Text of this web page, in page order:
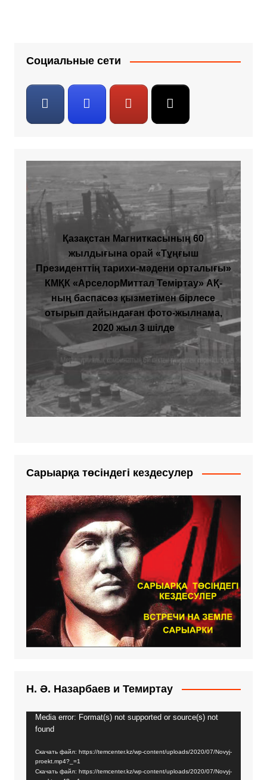
Социальные сети
Қазақстан Магниткасының 60
жылдығына орай «Тұңғыш
Президенттің тарихи-мәдени орталығы»
КМҚК «АрселорМиттал Теміртау» АҚ-
ның баспасөз қызметімен бірлесе
отырып дайындаған фото-жылнама,
2020 жыл 3 шілде
Сарыарқа төсіндегі кездесулер
Н. Ә. Назарбаев и Темиртау
Видеоплеер
Media error: Format(s) not supported or source(s) not
found
Скачать файл: https://temcenter.kz/wp-content/uploads/2020/07/Novyj-
proekt.mp4?_=1
Скачать файл: https://temcenter.kz/wp-content/uploads/2020/07/Novyj-